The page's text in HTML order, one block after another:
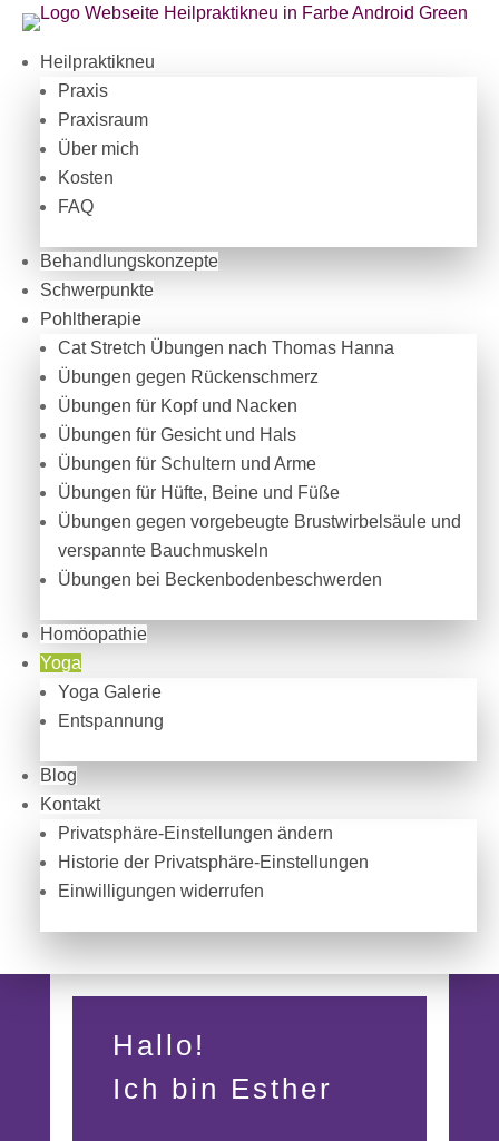
Heilpraktikneu
Praxis
Praxisraum
Über mich
Kosten
FAQ
Behandlungskonzepte
Schwerpunkte
Pohltherapie
Cat Stretch Übungen nach Thomas Hanna
Übungen gegen Rückenschmerz
Übungen für Kopf und Nacken
Übungen für Gesicht und Hals
Übungen für Schultern und Arme
Übungen für Hüfte, Beine und Füße
Übungen gegen vorgebeugte Brustwirbelsäule und
verspannte Bauchmuskeln
Übungen bei Beckenbodenbeschwerden
Homöopathie
Yoga
Yoga Galerie
Entspannung
Blog
Kontakt
Privatsphäre-Einstellungen ändern
Historie der Privatsphäre-Einstellungen
Einwilligungen widerrufen
Hallo!
Ich bin Esther